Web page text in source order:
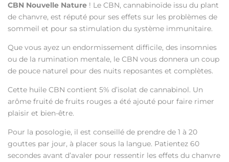
CBN Nouvelle Nature ! Le CBN, cannabinoïde issu du plant
de chanvre, est réputé pour ses effets sur les problèmes de
sommeil et pour sa stimulation du système immunitaire.
Que vous ayez un endormissement difficile, des insomnies
ou de la rumination mentale, le CBN vous donnera un coup
de pouce naturel pour des nuits reposantes et complètes.
Cette huile CBN contient 5% d’isolat de cannabinol. Un
arôme fruité de fruits rouges a été ajouté pour faire rimer
plaisir et bien-être.
Pour la posologie, il est conseillé de prendre de 1 à 20
gouttes par jour, à placer sous la langue. Patientez 60
secondes avant d’avaler pour ressentir les effets du chanvre